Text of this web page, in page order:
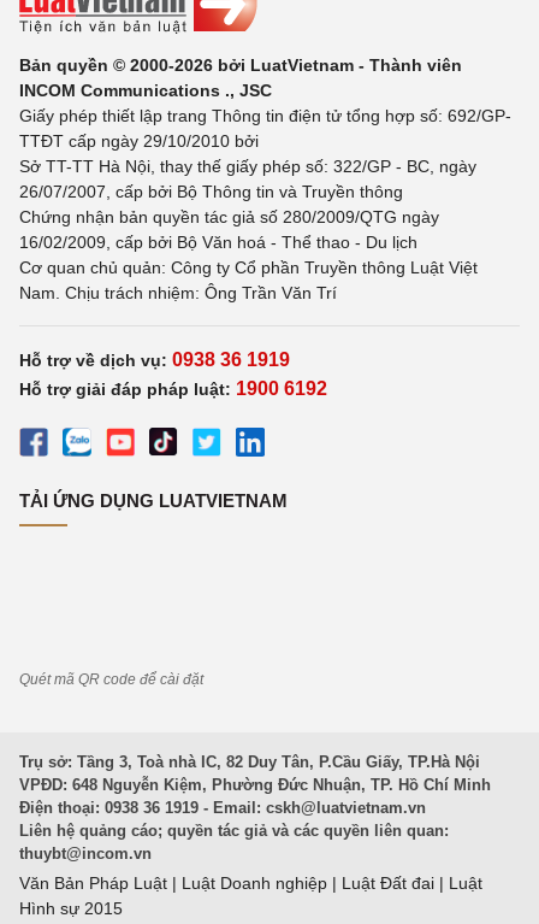
Bản quyền © 2000-2026 bởi LuatVietnam - Thành viên
INCOM Communications ., JSC
Giấy phép thiết lập trang Thông tin điện tử tổng hợp số: 692/GP-
TTĐT cấp ngày 29/10/2010 bởi
Sở TT-TT Hà Nội, thay thế giấy phép số: 322/GP - BC, ngày
26/07/2007, cấp bởi Bộ Thông tin và Truyền thông
Chứng nhận bản quyền tác giả số 280/2009/QTG ngày
16/02/2009, cấp bởi Bộ Văn hoá - Thể thao - Du lịch
Cơ quan chủ quản: Công ty Cổ phần Truyền thông Luật Việt
Nam. Chịu trách nhiệm: Ông Trần Văn Trí
Hỗ trợ về dịch vụ: 0938 36 1919
Hỗ trợ giải đáp pháp luật: 1900 6192
TẢI ỨNG DỤNG LUATVIETNAM
Quét mã QR code để cài đặt
Trụ sở: Tầng 3, Toà nhà IC, 82 Duy Tân, P.Cầu Giấy, TP.Hà Nội
VPĐD: 648 Nguyễn Kiệm, Phường Đức Nhuận, TP. Hồ Chí Minh
Điện thoại: 0938 36 1919 - Email: cskh@luatvietnam.vn
Liên hệ quảng cáo; quyền tác giả và các quyền liên quan:
thuybt@incom.vn
Văn Bản Pháp Luật | Luật Doanh nghiệp | Luật Đất đai | Luật
Hình sự 2015